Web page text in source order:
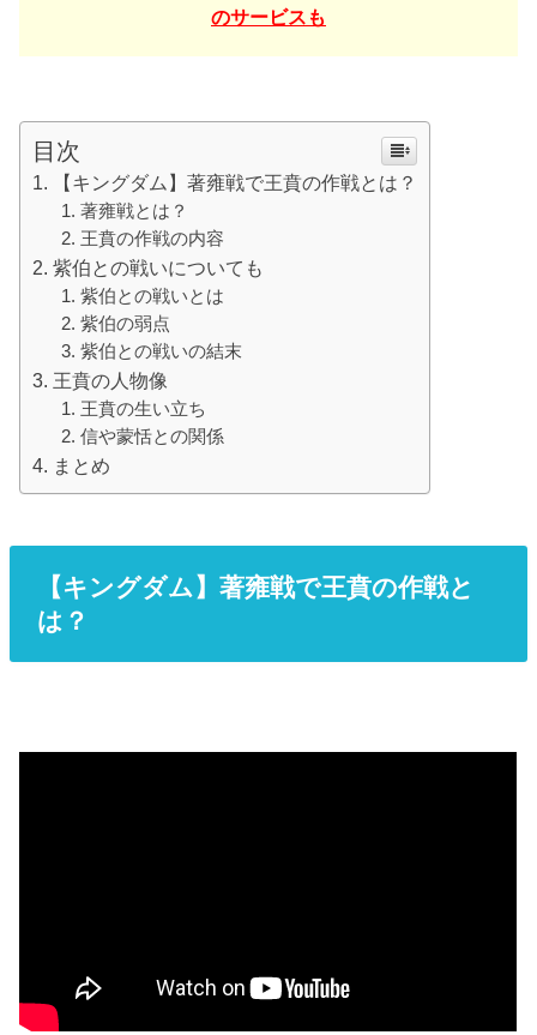
のサービスも
目次
【キングダム】著雍戦で王賁の作戦とは？
著雍戦とは？
王賁の作戦の内容
紫伯との戦いについても
紫伯との戦いとは
紫伯の弱点
紫伯との戦いの結末
王賁の人物像
王賁の生い立ち
信や蒙恬との関係
まとめ
【キングダム】著雍戦で王賁の作戦と
は？